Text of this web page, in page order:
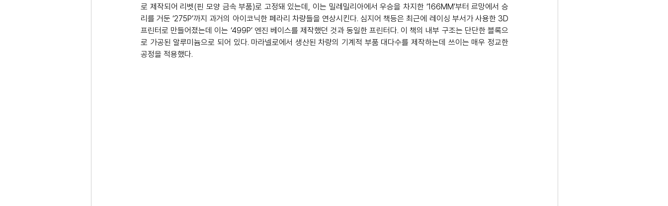
로 제작되어 리벳(핀 모양 금속 부품)로 고정돼 있는데, 이는 밀레밀리아에서 우승을 차지한 ‘166MM’부터 르망에서 승
리를 거둔 ‘275P’까지 과거의 아이코닉한 페라리 차량들을 연상시킨다. 심지어 책등은 최근에 레이싱 부서가 사용한 3D
프린터로 만들어졌는데 이는 ‘499P’ 엔진 베이스를 제작했던 것과 동일한 프린터다. 이 책의 내부 구조는 단단한 블록으
로 가공된 알루미늄으로 되어 있다. 마라넬로에서 생산된 차량의 기계적 부품 대다수를 제작하는데 쓰이는 매우 정교한
공정을 적용했다.